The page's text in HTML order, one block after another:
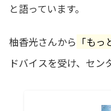
と語っています。
柚香光さんから 「も
ドバイスを受け、セン